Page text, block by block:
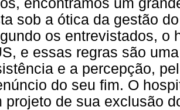
sob a ótica da gestão
os entrevistados, o
e essas regras são
e a percepção,
do seu fim. O
projeto de sua exclusão